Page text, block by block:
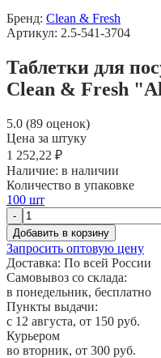
Бренд: Clean & Fresh
Артикул: 2.5-541-3704
Таблетки для
Clean & Fresh
5.0 (89 оценок)
Цена за штуку
1 252,22 ₽
Наличие: в наличии
Количество в упаковке
100 шт
-
Добавить в корзину
Запросить оптовую цену
Доставка: По всей России
Самовывоз со склада:
в понедельник, бесплатно
Пункты выдачи:
c 12 августа, от 150 руб.
Курьером
во вторник, от 300 руб.